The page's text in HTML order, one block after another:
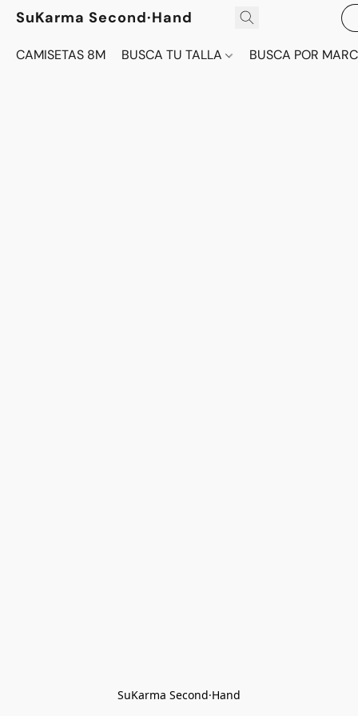
SuKarma Second·Hand
CAMISETAS 8M BUSCA TU TALLA BUSCA POR
SuKarma Second·Hand